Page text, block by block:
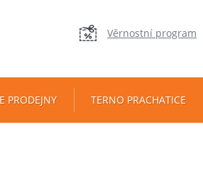
Věrnostní program
PRODEJNY TERNO PRACHATICE